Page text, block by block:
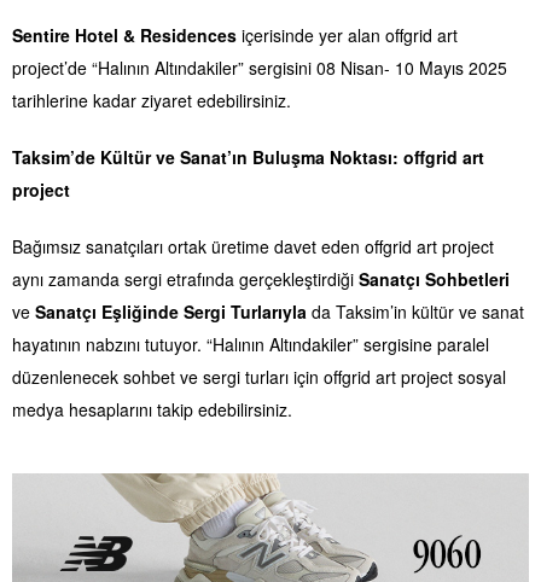
Sentire Hotel & Residences içerisinde yer alan offgrid art
project’de “Halının Altındakiler” sergisini 08 Nisan- 10 Mayıs 2025
tarihlerine kadar ziyaret edebilirsiniz.
Taksim’de Kültür ve Sanat’ın Buluşma Noktası: offgrid art
project
Bağımsız sanatçıları ortak üretime davet eden offgrid art project
aynı zamanda sergi etrafında gerçekleştirdiği Sanatçı Sohbetleri
ve Sanatçı Eşliğinde Sergi Turlarıyla da Taksim’in kültür ve sanat
hayatının nabzını tutuyor. “Halının Altındakiler” sergisine paralel
düzenlenecek sohbet ve sergi turları için offgrid art project sosyal
medya hesaplarını takip edebilirsiniz.